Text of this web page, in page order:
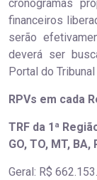
cronogramas
financeiros
serão
deverá ser
Portal do
RPVs em cada
TRF da 1ª
GO, TO, MT, BA,
Geral: R$